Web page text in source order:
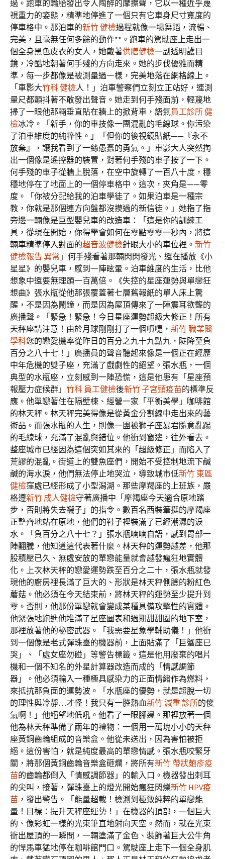
過。跑車的輪胎發出令人陶醉的摩擦聲，它以一種近乎蔑
視重力的姿態，精準地停進了一個只有它車身尺寸寬度的
停車格中。那泊車的新竹 健檢過程就像一場舞蹈，流暢、
完美，且毫無任何多餘的動作**。跑車的駕駛座上走出一
個全身黑色皮衣的女人，她戴著供膳健檢一副透明護目
鏡，冷酷地朝著何手殘的方向走來。她的步伐優雅而精
準，每一步都像是被測量過一樣，完美地落在網格線上。
「車影大竹科 健檢人！」泊車警察們立刻立正站好，連測
量尺都顫抖著不敢發出聲音。她走到何手殘面前，輕蔑地
掃了一眼他那輛垂直貼在牆上的掀背車，語氣員工診所 健
檢冰冷。「新手，你的車技像一團混亂的毛線球。你污染
了泊車維度的純粹性。」「但你的後視鏡貼紙——『永不
放棄』，讓我看到了一絲愚蠢的勇氣。」車影大人突然掏
出一個像是遙控器的裝置，對著何手殘的車子按了一下。
何手殘的車子從牆上脫落，在空中旋轉了一百八十度，穩
穩地停在了地面上的一個停車格中。這次，夾角是——零
度。「你被分配給我的泊車學徒了。如果泊車是一種宗
教，你就是那個連方向盤都沒摸過的新信徒。」她指了指
旁邊一輛像是巨型嬰兒車的改造車：「這是你的訓練工
具，從現在開始，你得學會如何在零點零零一秒內，將這
輛車精準停入對面的超音波健檢針眼大小的車位裡。 新竹
健檢報告 異常 」何手殘看著那輛閃閃發光、還在播放《小
星星》的嬰兒車，感到一陣眩暈。泊車維度的生活，比他
想象中還要無理頭一百萬倍。《失控的星座運勢與單戀狂
想曲》張水瓶從他那張覆蓋著七層舊報紙的單人床上驚
醒，不是因為鬧鐘，而是因為屋頂傳來了一陣震耳欲聾的
廣播聲。「緊急！緊急！今日星座運勢超級大修正！所有
天秤座請注意！由於月球剛剛打了一個噴嚏， 新竹 職業醫
學科您的戀愛機率從昨日的百分之九十九點九，陡降至負
百分之八十七！」廣播員的聲音聽起來像是一個正在經歷
中年危機的雙子座，充滿了戲劇性的絕望。張水瓶，一個
典型的水瓶座，立刻感到一陣恐慌，這是他患有「星座預
報壓力症候群」 竹科 員工健檢後新竹 子宮頸疫苗的標準反
應。他單戀著住在隔壁棟、經營一家「平衡美學」咖啡館
的林天秤。林天秤完美得像是從黃金分割線中走出來的藝
術品。而張水瓶的人生，則像一團被獅子座暴君隨意亂踢
的毛線球，充滿了混亂與錯位。他衝到窗邊，往外看去。
整座城市已經因為這個突如其來的「超級修正」而陷入了
荒謬的混亂。街道上的雙魚座們，開始不受控制地流下鹹
鹹的海水淚，他們無法停止地哭泣，導致城市低新竹 東區
健檢窪處已經形成了小型潟湖。那些摩羯座的上班族，嚴
格遵新竹 成人健檢守著廣播中「摩羯座今天適合原地踏
步，否則將失去襪子」的指令。數百名西裝筆挺的摩羯座
正整齊地站在原地，他們的鞋子裡裝滿了已經潮濕的淚
水。「負百分之八十七？」張水瓶喃喃自語，感到胃部一
陣翻騰，他知道這代表著什麼。林天秤的運勢越差，他那
股積壓已久、無處安放的單戀能量就會越發瘋狂地實體
化。上次林天秤的戀愛運勢跌至百分之二十，張水瓶就發
現他的廚房裡長滿了巨大的、形狀是林天秤側臉的粉紅色
蘑菇。他必須在今天結束前，將林天秤的運勢至少提升到
零。否則，他那份單戀就會變成某種具備攻擊性的實體。
他緊張地跑進他堆滿了星座圖表和過期甜甜圈的地下室，
那裡放著他的秘密武器。「我需要星象學輔助儀！」他衝
到一個像是老式彈珠臺的機器前，上面貼滿了「巨蟹座已
哭」、「處女座勿碰」等警告標籤。這是他用廢棄的唱片
機和一個不知名的外星計算器改造而成的「情感調節
器」。他必須輸入一種極具感染力的正面情緒作為燃料，
來抵抗那負面的運勢波。「水瓶座的優勢，就是超脫一切
的理性與冷靜…才怪！我只有一腔熱血新竹 減重 診所的傻
氣啊！」他絕望地低吼。他看了一眼腳邊。那裡放著一個
他為林天秤準備了兩年的禮物：一個用一萬塊小小的天秤
座黃銅齒輪組成的音樂盒。他從未送出，因為害怕被拒
絕。這份害怕，就是純度最高的單戀情感。張水瓶咬緊牙
關，將那個黃銅齒輪音樂盒砸爛，將所有新竹 帶狀皰疹疫
苗的齒輪都倒入「情感調節器」的輸入口。機器發出刺耳
的尖叫，接著，彈珠臺上的燈光開始瘋狂閃爍新竹 HPV疫
苗 ，發出警告。「能量超載！檢測到極致純粹的單戀能
量！目標：提升天秤座運勢！」在機器的頂部，一個巨大
的、像彩虹一樣的光束筆直地射向天空。然而，就在光束
衝出屋頂的一瞬間，一輛塗滿了金色、裝飾著巨大公牛角
的悍馬車猛地停在咖啡館門口。駕駛座上走下一個全身肌